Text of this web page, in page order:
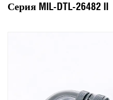
Серия MIL-DTL-26482 II